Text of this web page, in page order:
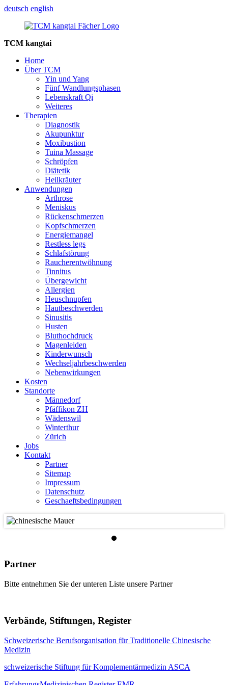
deutsch english
TCM kangtai
Home
Über TCM
Yin und Yang
Fünf Wandlungsphasen
Lebenskraft Qi
Weiteres
Therapien
Diagnostik
Akupunktur
Moxibustion
Tuina Massage
Schröpfen
Diätetik
Heilkräuter
Anwendungen
Arthrose
Meniskus
Rückenschmerzen
Kopfschmerzen
Energiemangel
Restless legs
Schlafstörung
Raucherentwöhnung
Tinnitus
Übergewicht
Allergien
Heuschnupfen
Hautbeschwerden
Sinusitis
Husten
Bluthochdruck
Magenleiden
Kinderwunsch
Wechseljahrbeschwerden
Nebenwirkungen
Kosten
Standorte
Männedorf
Pfäffikon ZH
Wädenswil
Winterthur
Zürich
Jobs
Kontakt
Partner
Sitemap
Impressum
Datenschutz
Geschaeftsbedingungen
Partner
Bitte entnehmen Sie der unteren Liste unsere Partner
Verbände, Stiftungen, Register
Schweizerische Berufsorganisation für Traditionelle Chinesische
Medizin
schweizerische Stiftung für Komplementärmedizin ASCA